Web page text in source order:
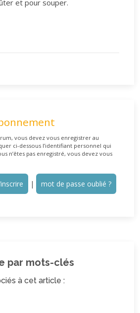
et pour souper.
vous devez vous enregistrer au
ci-dessous l’identifiant personnel qui
n’êtes pas enregistré, vous devez vous
| mot de passe oublié ?
par mots-clés
à cet article :